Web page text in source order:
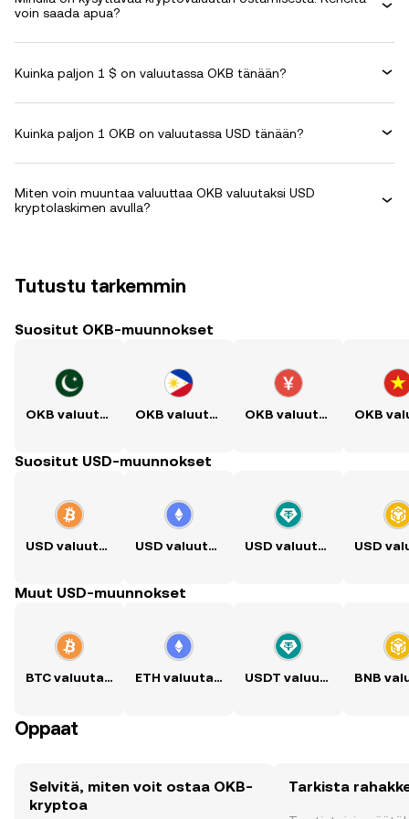
voin saada apua?
Kuinka paljon 1 $ on valuutassa OKB tänään?
Kuinka paljon 1 OKB on valuutassa USD tänään?
Miten voin muuntaa valuuttaa OKB valuutaksi USD
kryptolaskimen avulla?
Tutustu tarkemmin
Suositut OKB-muunnokset
OKB valuutaksi PKR OKB valuutaksi PHP OKB valuutaksi CNY
Suositut USD-muunnokset
USD valuutaksi BTC USD valuutaksi ETH USD valuutaksi USDT
Muut USD-muunnokset
BTC valuutaksi USD ETH valuutaksi USD USDT valuutaksi USD
Oppaat
Selvitä, miten voit ostaa OKB-
kryptoa
Tarkista